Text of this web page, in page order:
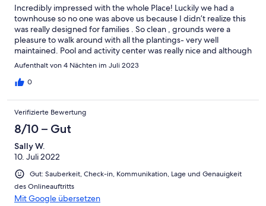
Incredibly impressed with the whole Place! Luckily we had a
townhouse so no one was above us because I didn’t realize this
was really designed for families . So clean , grounds were a
pleasure to walk around with all the plantings- very well
maintained. Pool and activity center was really nice and although
we didn’t use the activity center, I would have loved it with a
pleasure staying there.
Aufenthalt von 4 Nächten im Juli 2023
0
Verifizierte Bewertung
8/10 – Gut
Sally W.
10. Juli 2022
Gut: Sauberkeit, Check-in, Kommunikation, Lage und Genauigkeit
des Onlineauftritts
Mit Google übersetzen